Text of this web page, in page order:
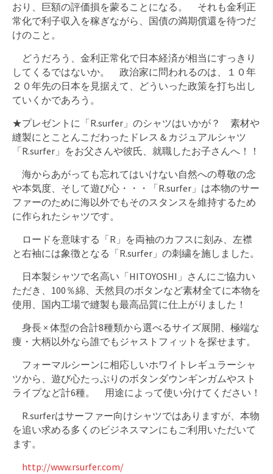
おり、巨額の評価損を蒙ることになる。 それも金利正
常化で利子収入を稼ぎながら、国債の満期償還を待つだ
けのこと。
どうだろう、金利正常化で日本経済が相当にすっきり
してくるではないか。 政治家に問われるのは、１０年
２０年先の日本を見据えて、どういった政策を打ち出し
ていくかであろう。
★プレゼントに「R.surfer」のシャツはいかが？ 素材や
縫製にとことんこだわったドレス＆カジュアルシャツ
「R.surfer」をお父さんや彼氏、就職したお子さんへ！！
海からあがっても忘れてはいけない自然への尊敬の念
や本気度、そして遊び心・・・「R.surfer」は本物のサー
ファーのために海以外でもそのスタンスを維持するため
に作られたシャツです。
ロードを意味する「R」を両袖のカフスに刻み、左襟
と右袖には象徴となる「R.surfer」の刺繍を施しました。
日本製シャツで名高い「HITOYOSHI」さんにご協力い
ただき、100％綿、天然貝のボタンなど素材全てに本物を
使用、国内工場で縫製も最高品質に仕上がりました！
身長 × 体型の合計8種類から選べるサイズ展開、極端な
痩・大柄以外なら誰でもジャストフィットを探せます。
フォーマルシーンに相応しいホワイトレギュラーシャ
ツから、遊び心たっぷりのボタンダウンギンガムやスト
ライプなど計6種。 用途によって使い分けてください！
R.surferはサーファー向けシャツではありますが、本物
を追い求める多くのビジネスマンにもご利用いただいて
ます。
http://www.rsurfer.com/